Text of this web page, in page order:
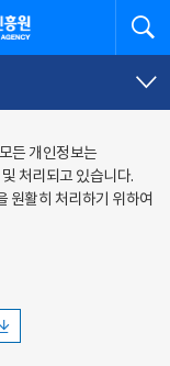
든 개인정보는
처리되고 있습니다.
원활히 처리하기 위하여